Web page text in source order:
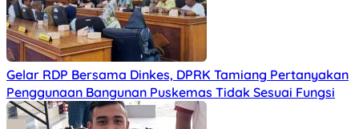
Gelar RDP Bersama Dinkes, DPRK Tamiang Pertanyakan
Penggunaan Bangunan Puskemas Tidak Sesuai Fungsi